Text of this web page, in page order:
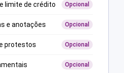
limite de crédito Opcional
e anotações Opcional
protestos Opcional
Opcional